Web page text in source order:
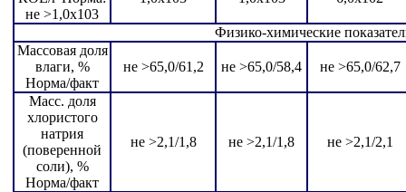
не >1,0х103
Физико-химические
Массовая доля
влаги, %
Норма/факт
не >65,0/61,2 не >65,0/58,4 не >65,0/62,7
Масс. доля
хлористого
натрия
(поверенной
соли), %
Норма/факт
не >2,1/1,8 не >2,1/1,8 не >2,1/2,1